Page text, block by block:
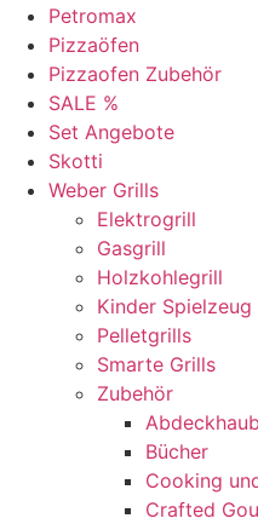
Petromax
Pizzaöfen
Pizzaofen Zubehör
SALE %
Set Angebote
Skotti
Weber Grills
Elektrogrill
Gasgrill
Holzkohlegrill
Kinder Spielzeug
Pelletgrills
Smarte Grills
Zubehör
Bücher
Cooking
Crafted